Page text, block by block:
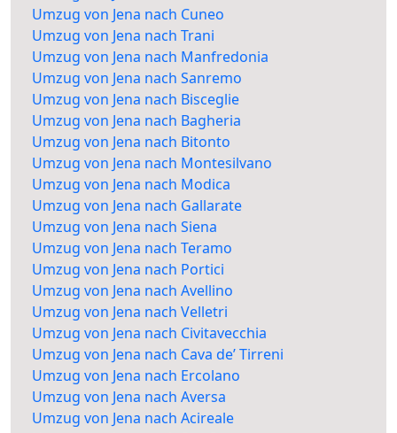
Umzug von Jena nach Cuneo
Umzug von Jena nach Trani
Umzug von Jena nach Manfredonia
Umzug von Jena nach Sanremo
Umzug von Jena nach Bisceglie
Umzug von Jena nach Bagheria
Umzug von Jena nach Bitonto
Umzug von Jena nach Montesilvano
Umzug von Jena nach Modica
Umzug von Jena nach Gallarate
Umzug von Jena nach Siena
Umzug von Jena nach Teramo
Umzug von Jena nach Portici
Umzug von Jena nach Avellino
Umzug von Jena nach Velletri
Umzug von Jena nach Civitavecchia
Umzug von Jena nach Cava de’ Tirreni
Umzug von Jena nach Ercolano
Umzug von Jena nach Aversa
Umzug von Jena nach Acireale